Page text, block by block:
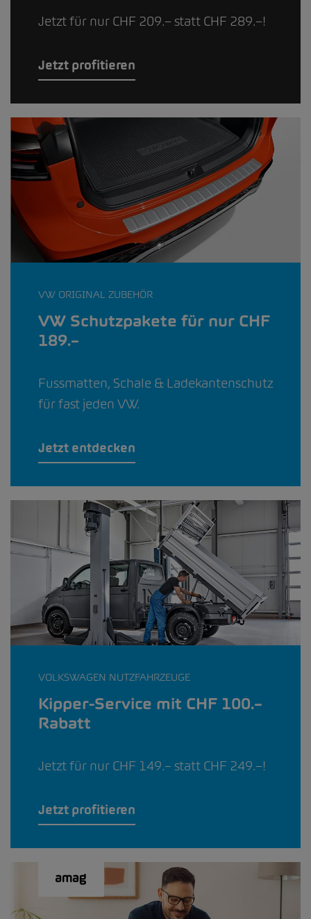
Jetzt für nur CHF 209.– statt CHF 289.–!
Jetzt profitieren
VW ORIGINAL ZUBEHÖR
VW Schutzpakete für nur CHF
189.–
Fussmatten, Schale & Ladekantenschutz
für fast jeden VW.
Jetzt entdecken
VOLKSWAGEN NUTZFAHRZEUGE
Kipper-Service mit CHF 100.–
Rabatt
Jetzt für nur CHF 149.– statt CHF 249.–!
Jetzt profitieren